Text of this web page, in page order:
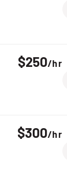
$250/hr
$300/hr